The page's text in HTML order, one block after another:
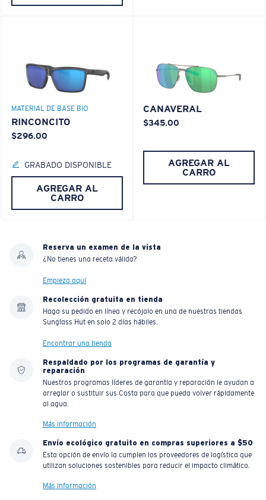
MATERIAL DE BASE BIO
RINCONCITO
$296.00
GRABADO DISPONIBLE
AGREGAR AL
CARRO
CANAVERAL
$345.00
AGREGAR AL
CARRO
Reserva un examen de la vista
¿No tienes una receta válida?
Empieza aquí
Recolección gratuita en tienda
Haga su pedido en línea y recójalo en una de nuestras tiendas
Sunglass Hut en solo 2 días hábiles.
Encontrar una tienda
Respaldado por los programas de garantía y
reparación
Nuestros programas líderes de garantía y reparación le ayudan a
arreglar o sustituir sus Costa para que pueda volver rápidamente
al agua.
Más información
Envío ecológico gratuito en compras superiores a $50
Esta opción de envío la cumplen los proveedores de logística que
utilizan soluciones sostenibles para reducir el impacto climático.
Más información